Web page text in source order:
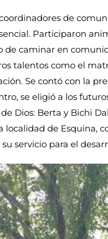
de
Participaron
caminar en
talentos como el
Se contó con la
se eligió a los
Dios: Berta y Bichi
localidad de Esquina,
servicio para el